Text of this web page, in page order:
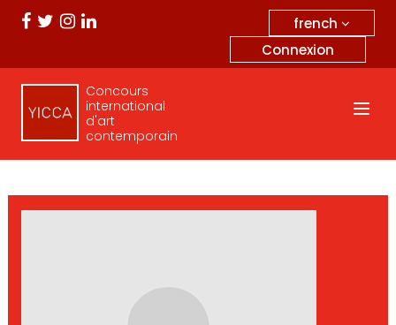
french
Connexion
Concours
international
d'art
contemporain